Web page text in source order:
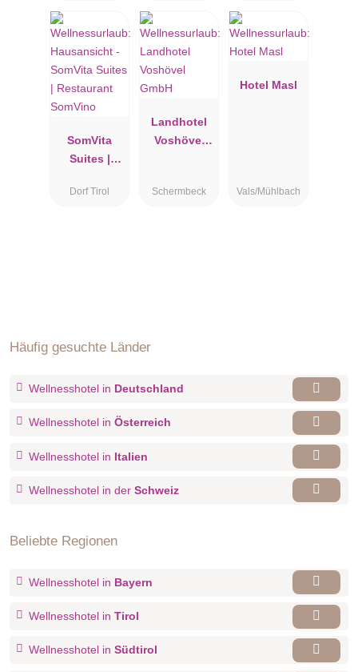
SomVita
Suites |
SomVino
Dorf Tirol
Landhotel
Voshövel
Schermbeck
Hotel Masl
Vals/Mühlbach
Häufig gesuchte Länder
Wellnesshotel in Deutschland
Wellnesshotel in Österreich
Wellnesshotel in Italien
Wellnesshotel in der Schweiz
Beliebte Regionen
Wellnesshotel in Bayern
Wellnesshotel in Tirol
Wellnesshotel in Südtirol